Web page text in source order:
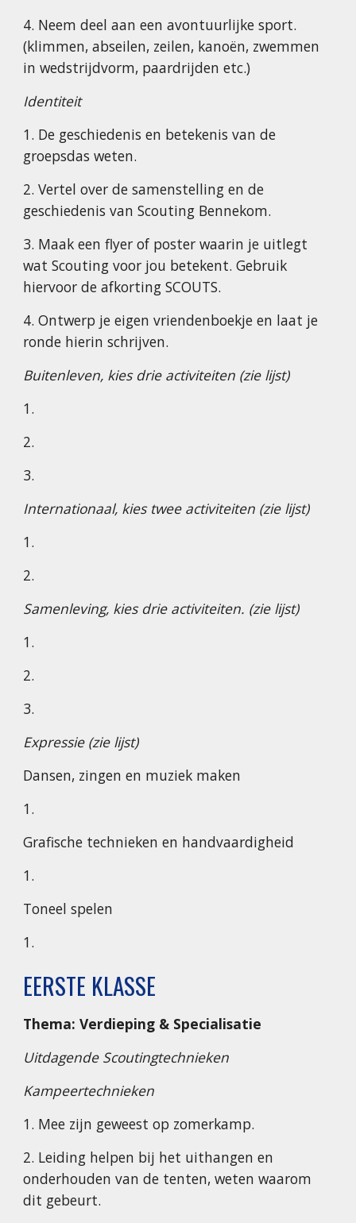
4. Neem deel aan een avontuurlijke sport.
(klimmen, abseilen, zeilen, kanoën, zwemmen
in wedstrijdvorm, paardrijden etc.)
Identiteit
1. De geschiedenis en betekenis van de
groepsdas weten.
2. Vertel over de samenstelling en de
geschiedenis van Scouting Bennekom.
3. Maak een flyer of poster waarin je uitlegt
wat Scouting voor jou betekent. Gebruik
hiervoor de afkorting SCOUTS.
4. Ontwerp je eigen vriendenboekje en laat je
ronde hierin schrijven.
Buitenleven, kies drie activiteiten (zie lijst)
1.
2.
3.
Internationaal, kies twee activiteiten (zie lijst)
1.
2.
Samenleving, kies drie activiteiten. (zie lijst)
1.
2.
3.
Expressie (zie lijst)
Dansen, zingen en muziek maken
1.
Grafische technieken en handvaardigheid
1.
Toneel spelen
1.
EERSTE KLASSE
Thema: Verdieping & Specialisatie
Uitdagende Scoutingtechnieken
Kampeertechnieken
1. Mee zijn geweest op zomerkamp.
2. Leiding helpen bij het uithangen en
onderhouden van de tenten, weten waarom
dit gebeurt.